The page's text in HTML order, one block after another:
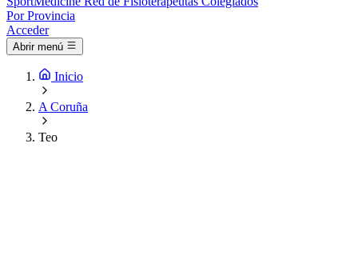
Por Provincia
Acceder
Abrir menú
Inicio
A Coruña
Teo